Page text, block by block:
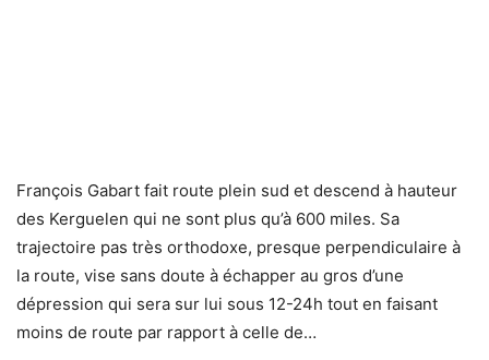
François Gabart fait route plein sud et descend à hauteur
des Kerguelen qui ne sont plus qu’à 600 miles. Sa
trajectoire pas très orthodoxe, presque perpendiculaire à
la route, vise sans doute à échapper au gros d’une
dépression qui sera sur lui sous 12-24h tout en faisant
moins de route par rapport à celle de…